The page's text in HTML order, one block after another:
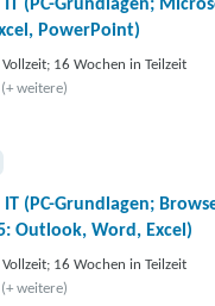
(PC-Grundlagen;
PowerPoint)
16 Wochen in Teilzeit
(+ weitere)
(PC-Grundlagen;
Outlook, Word, Excel)
16 Wochen in Teilzeit
(+ weitere)